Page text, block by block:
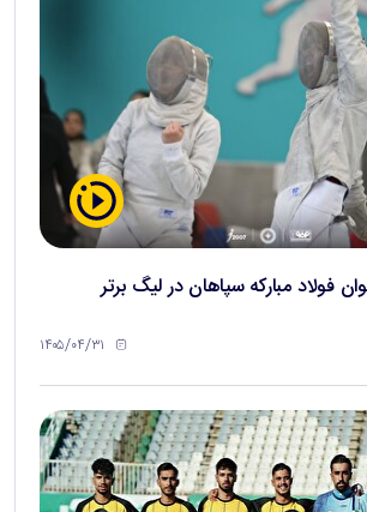
فولاد مبارکه سپاهان در لیگ برتر
۱۴۰۵/۰۴/۳۱